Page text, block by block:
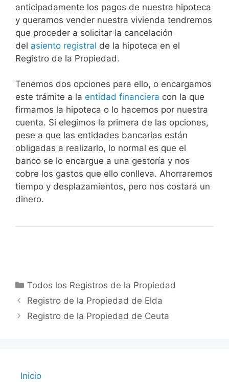
anticipadamente los pagos de nuestra hipoteca
y queramos vender nuestra vivienda tendremos
que proceder a solicitar la cancelación
del asiento registral de la hipoteca en el
Registro de la Propiedad.
Tenemos dos opciones para ello, o encargamos
este trámite a la entidad financiera con la que
firmamos la hipoteca o lo hacemos por nuestra
cuenta. Si elegimos la primera de las opciones,
pese a que las entidades bancarias están
obligadas a realizarlo, lo normal es que el
banco se lo encargue a una gestoría y nos
cobre los gastos que ello conlleva. Ahorraremos
tiempo y desplazamientos, pero nos costará un
dinero.
Categorías
Todos los Registros de la Propiedad
Registro de la Propiedad de Elda
Registro de la Propiedad de Ceuta
Inicio